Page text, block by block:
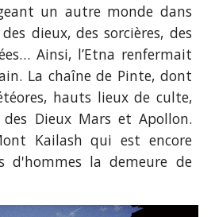
un autre monde dans
dieux, des sorcières, des
Ainsi, l’Etna renfermait
La chaîne de Pinte, dont
hauts lieux de culte,
Dieux Mars et Apollon.
Kailash qui est encore
d'hommes la demeure de